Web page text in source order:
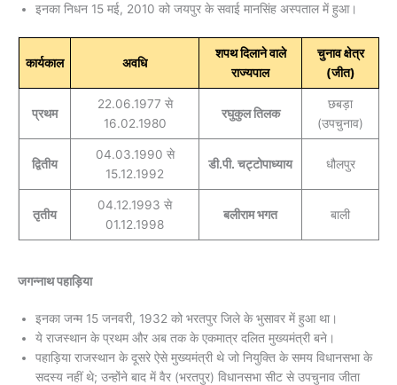
इनका निधन 15 मई, 2010 को जयपुर के सवाई मानसिंह अस्पताल में हुआ।
कार्यकाल अवधि
शपथ दिलाने वाले
राज्यपाल
चुनाव क्षेत्र
(जीत)
प्रथम
22.06.1977 से
16.02.1980
रघुकुल तिलक
छबड़ा
(उपचुनाव)
द्वितीय
04.03.1990 से
15.12.1992
डी.पी. चट्टोपाध्याय धौलपुर
तृतीय
04.12.1993 से
01.12.1998
बलीराम भगत बाली
जगन्नाथ पहाड़िया
इनका जन्म 15 जनवरी, 1932 को भरतपुर जिले के भुसावर में हुआ था।
ये राजस्थान के प्रथम और अब तक के एकमात्र दलित मुख्यमंत्री बने।
पहाड़िया राजस्थान के दूसरे ऐसे मुख्यमंत्री थे जो नियुक्ति के समय विधानसभा के
सदस्य नहीं थे; उन्होंने बाद में वैर (भरतपुर) विधानसभा सीट से उपचुनाव जीता